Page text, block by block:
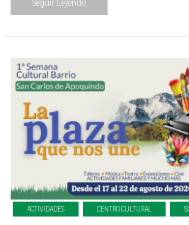
Seguir Leyendo
ACTIVIDADES CENTRO CULTURAL